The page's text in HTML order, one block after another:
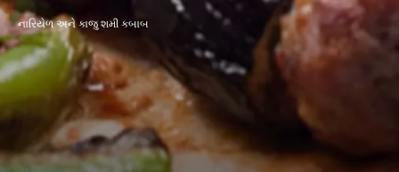
નારિયેળ અને કાજુ શમી કબાબ